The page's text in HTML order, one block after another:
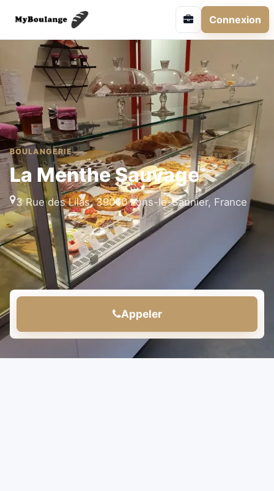
Connexion
BOULANGERIE
La Menthe Sauvage
3 Rue des Lilas, 39000 Lons-le-Saunier, France
Appeler